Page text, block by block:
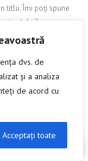
dvs. de
și a analiza
de acord cu
Acceptați toate
titlu. Îmi poți spune
Care este tema
Îmi poți spune
un obiect
lemn?
istorie,
corectă.